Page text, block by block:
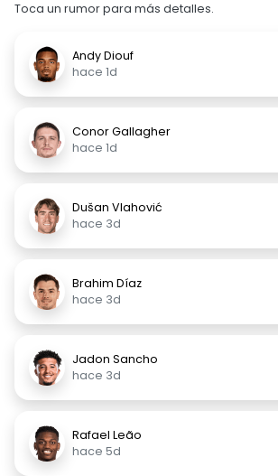
Toca un rumor para más detalles.
Andy Diouf
hace 1d
Conor Gallagher
hace 1d
Dušan Vlahović
hace 3d
Brahim Díaz
hace 3d
Jadon Sancho
hace 3d
Rafael Leão
hace 5d